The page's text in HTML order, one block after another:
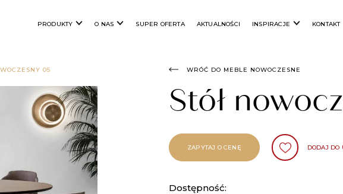
PRODUKTY O NAS SUPER OFERTA AKTUALNOŚCI INSPIRACJE KONTAKT
05 WRÓĆ DO MEBLE NOWOCZESNE
Stół
ZAPYTAJ O CENĘ DODAJ DO
Dostępność: